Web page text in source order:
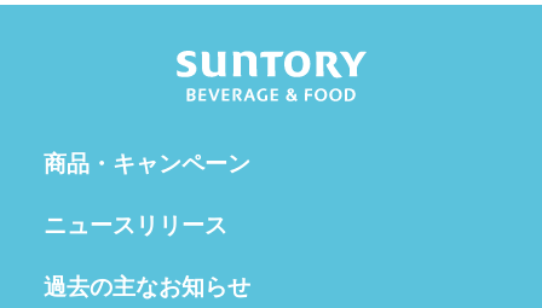
商品・キャンペーン
ニュースリリース
過去の主なお知らせ